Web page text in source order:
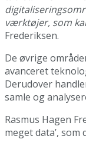
værktøjer, som
Frederiksen.
De øvrige
avanceret
Derudover
samle og
Rasmus Hagen
meget data’,